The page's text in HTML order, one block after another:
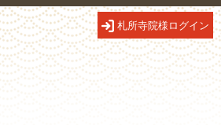
札所寺院様ログイン